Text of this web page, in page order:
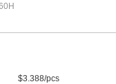
$3.388/pcs